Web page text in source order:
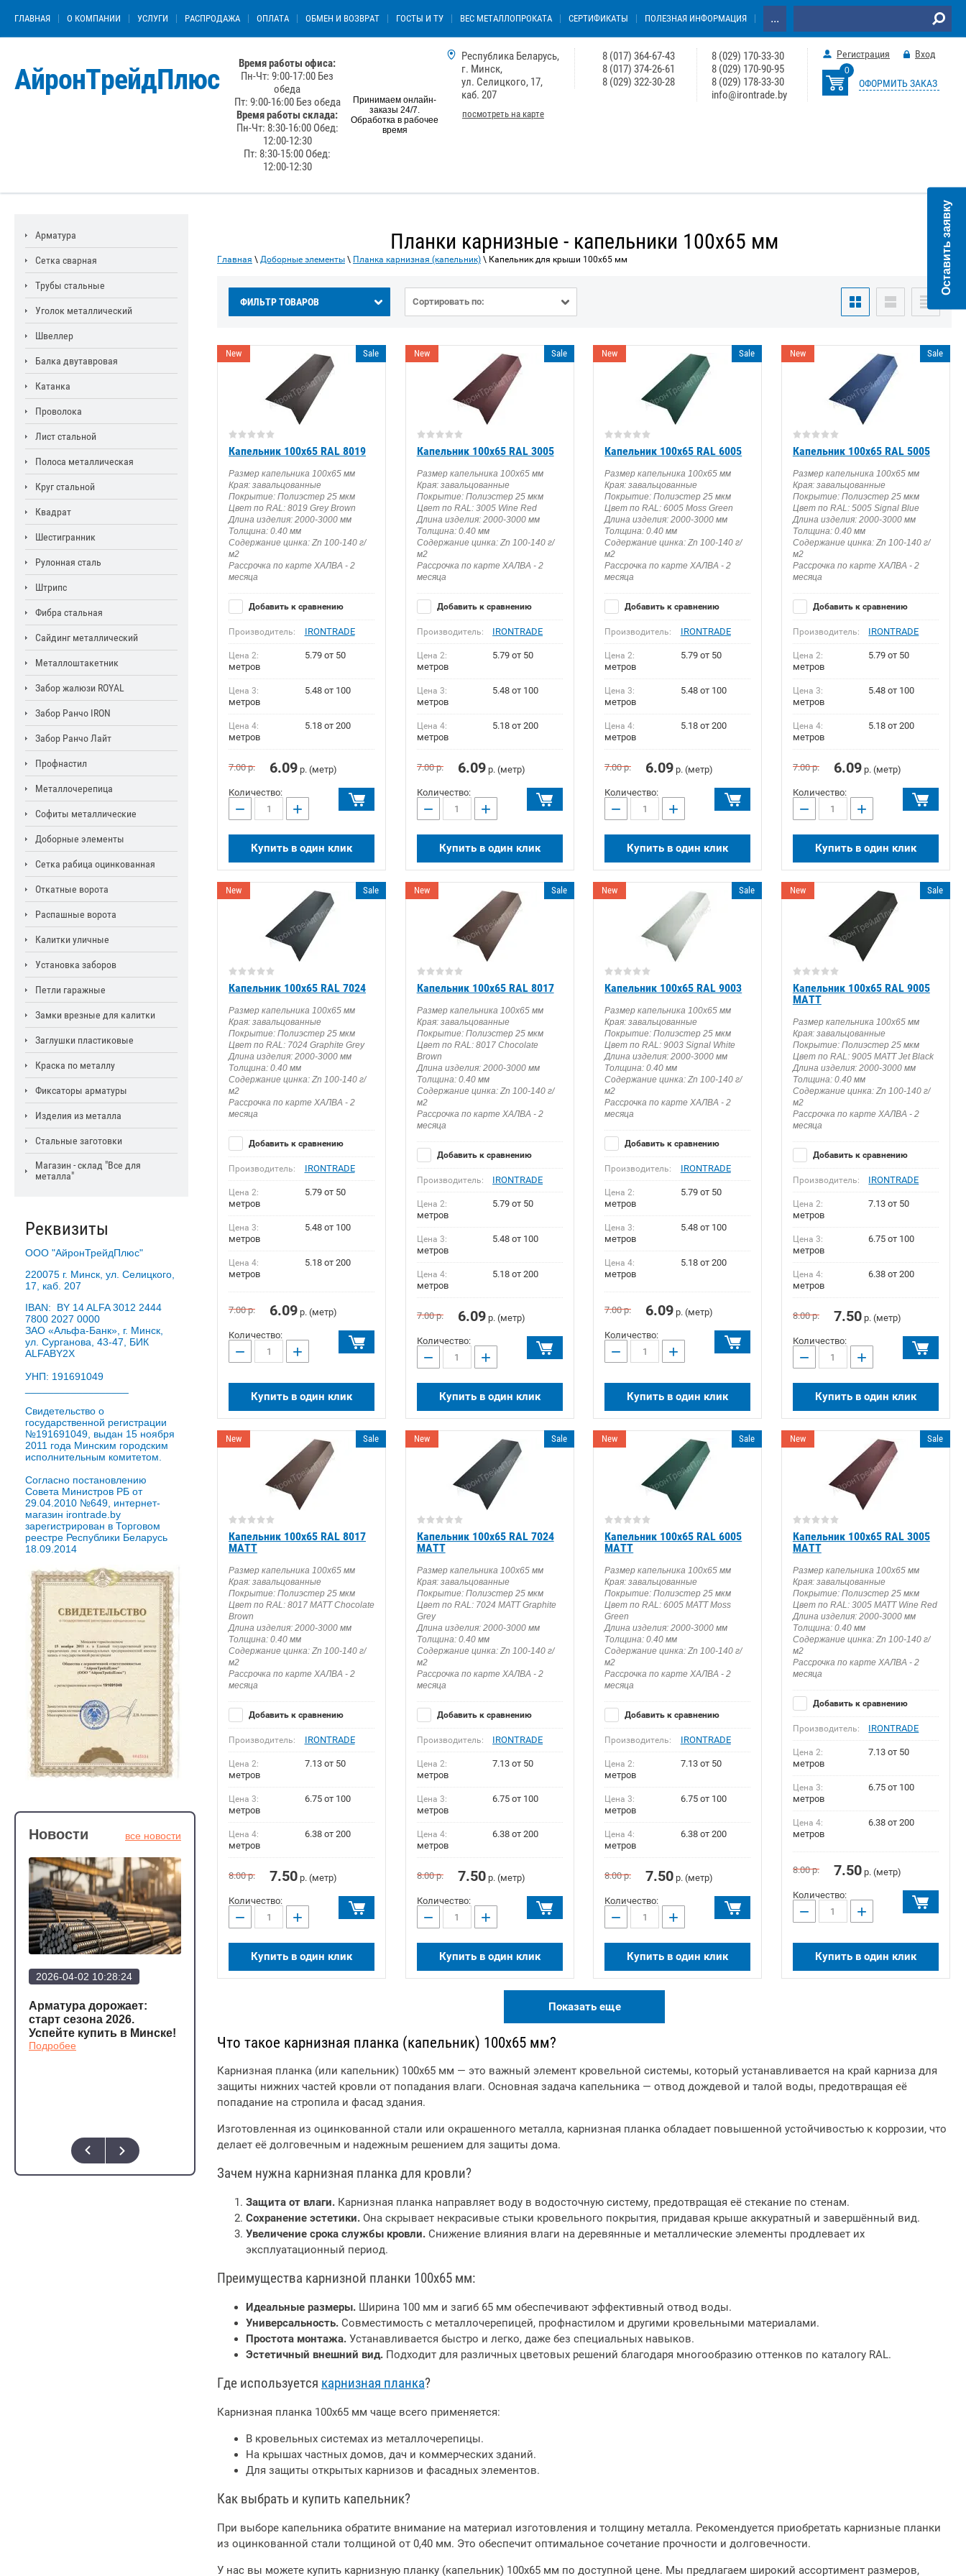
ГЛАВНАЯ О КОМПАНИИ УСЛУГИ РАСПРОДАЖА ОПЛАТА ОБМЕН И ВОЗВРАТ ГОСТЫ И ТУ ВЕС МЕТАЛЛОПРОКАТА СЕРТИФИКАТЫ ПОЛЕЗНАЯ ИНФОРМАЦИЯ ...
АйронТрейдПлюс
Время работы офиса:
Пн-Чт: 9:00-17:00 Без
обеда
Пт: 9:00-16:00 Без обеда
Время работы склада:
Пн-Чт: 8:30-16:00 Обед:
12:00-12:30
Пт: 8:30-15:00 Обед:
12:00-12:30
Принимаем онлайн-
заказы 24/7.
Обработка в рабочее
время
Республика Беларусь,
г. Минск,
ул. Селицкого, 17,
каб. 207
посмотреть на карте
8 (017) 364-67-43
8 (017) 374-26-61
8 (029) 322-30-28
8 (029) 170-33-30
8 (029) 170-90-95
8 (029) 178-33-30
info@irontrade.by
Регистрация Вход
0
ОФОРМИТЬ ЗАКАЗ
Арматура
Сетка сварная
Трубы стальные
Уголок металлический
Швеллер
Балка двутавровая
Катанка
Проволока
Лист стальной
Полоса металлическая
Круг стальной
Квадрат
Шестигранник
Рулонная сталь
Штрипс
Фибра стальная
Сайдинг металлический
Металлоштакетник
Забор жалюзи ROYAL
Забор Ранчо IRON
Забор Ранчо Лайт
Профнастил
Металлочерепица
Софиты металлические
Доборные элементы
Сетка рабица оцинкованная
Откатные ворота
Распашные ворота
Калитки уличные
Установка заборов
Петли гаражные
Замки врезные для калитки
Заглушки пластиковые
Краска по металлу
Фиксаторы арматуры
Изделия из металла
Стальные заготовки
Магазин - склад "Все для
металла"
Реквизиты
ООО "АйронТрейдПлюс"
220075 г. Минск, ул. Селицкого,
17, каб. 207
IBAN: BY 14 ALFA 3012 2444
7800 2027 0000
ЗАО «Альфа-Банк», г. Минск,
ул. Сурганова, 43-47, БИК
ALFABY2X
УНП: 191691049
Свидетельство о
государственной регистрации
№191691049, выдан 15 ноября
2011 года Минским городским
исполнительным комитетом.
Согласно постановлению
Совета Министров РБ от
29.04.2010 №649, интернет-
магазин irontrade.by
зарегистрирован в Торговом
реестре Республики Беларусь
18.09.2014
Новости все новости
2026-04-02 10:28:24
Арматура дорожает:
старт сезона 2026.
Успейте купить в Минске!
Подробее
2026-03-20 12:23:57 2026-02-19 12:06:21
перед строительным
сезоном 2026
2026-01-14 11:56:27
Металлический штакетник
Подробее
2026-07-17 10:35:26
металлочерепицу,
доборные элементы
Планки карнизные - капельники 100х65 мм
Главная \ Доборные элементы \ Планка карнизная (капельник) \ Капельник для крыши 100х65 мм
ФИЛЬТР ТОВАРОВ Сортировать по:
New Sale
Капельник 100х65 RAL 8019
Размер капельника 100х65 мм
Края: завальцованные
Покрытие: Полиэстер 25 мкм
Цвет по RAL: 8019 Grey Brown
Длина изделия: 2000-3000 мм
Толщина: 0.40 мм
Содержание цинка: Zn 100-140 г/
м2
Рассрочка по карте ХАЛВА - 2
месяца
Добавить к сравнению
Производитель: IRONTRADE
Цена 2:
5.79 от 50
метров
Цена 3:
5.48 от 100
метров
Цена 4:
5.18 от 200
метров
7.00р. 6.09 р. (метр)
Количество:
− +
Купить в один клик
New Sale
Капельник 100х65 RAL 3005
Размер капельника 100х65 мм
Края: завальцованные
Покрытие: Полиэстер 25 мкм
Цвет по RAL: 3005 Wine Red
Длина изделия: 2000-3000 мм
Толщина: 0.40 мм
Содержание цинка: Zn 100-140 г/
м2
Рассрочка по карте ХАЛВА - 2
месяца
Добавить к сравнению
Производитель: IRONTRADE
Цена 2:
5.79 от 50
метров
Цена 3:
5.48 от 100
метров
Цена 4:
5.18 от 200
метров
7.00р. 6.09р. (метр)
Количество:
− +
Купить в один клик
New Sale
Капельник 100х65 RAL 6005
Размер капельника 100х65 мм
Края: завальцованные
Покрытие: Полиэстер 25 мкм
Цвет по RAL: 6005 Moss Green
Длина изделия: 2000-3000 мм
Толщина: 0.40 мм
Содержание цинка: Zn 100-140 г/
м2
Рассрочка по карте ХАЛВА - 2
месяца
Добавить к сравнению
Производитель: IRONTRADE
Цена 2:
5.79 от 50
метров
Цена 3:
5.48 от 100
метров
Цена 4:
5.18 от 200
метров
7.00р. 6.09 р. (метр)
Количество:
− +
Купить в один клик
New Sale
Капельник 100х65 RAL 5005
Размер капельника 100х65 мм
Края: завальцованные
Покрытие: Полиэстер 25 мкм
Цвет по RAL: 5005 Signal Blue
Длина изделия: 2000-3000 мм
Толщина: 0.40 мм
Содержание цинка: Zn 100-140 г/
м2
Рассрочка по карте ХАЛВА - 2
месяца
Добавить к сравнению
Производитель: IRONTRADE
Цена 2:
5.79 от 50
метров
Цена 3:
5.48 от 100
метров
Цена 4:
5.18 от 200
метров
7.00р. 6.09р. (метр)
Количество:
− +
Купить в один клик
New Sale
Капельник 100х65 RAL 7024
Размер капельника 100х65 мм
Края: завальцованные
Покрытие: Полиэстер 25 мкм
Цвет по RAL: 7024 Graphite Grey
Длина изделия: 2000-3000 мм
Толщина: 0.40 мм
Содержание цинка: Zn 100-140 г/
м2
Рассрочка по карте ХАЛВА - 2
месяца
Добавить к сравнению
Производитель: IRONTRADE
Цена 2:
5.79 от 50
метров
Цена 3:
5.48 от 100
метров
Цена 4:
5.18 от 200
метров
7.00р. 6.09 р. (метр)
Количество:
− +
Купить в один клик
New Sale
Капельник 100х65 RAL 8017
Размер капельника 100х65 мм
Края: завальцованные
Покрытие: Полиэстер 25 мкм
Цвет по RAL: 8017 Chocolate
Brown
Длина изделия: 2000-3000 мм
Толщина: 0.40 мм
Содержание цинка: Zn 100-140 г/
м2
Рассрочка по карте ХАЛВА - 2
месяца
Добавить к сравнению
Производитель: IRONTRADE
Цена 2:
5.79 от 50
метров
Цена 3:
5.48 от 100
метров
Цена 4:
5.18 от 200
метров
7.00р. 6.09р. (метр)
Количество:
− +
Купить в один клик
New Sale
Капельник 100х65 RAL 9003
Размер капельника 100х65 мм
Края: завальцованные
Покрытие: Полиэстер 25 мкм
Цвет по RAL: 9003 Signal White
Длина изделия: 2000-3000 мм
Толщина: 0.40 мм
Содержание цинка: Zn 100-140 г/
м2
Рассрочка по карте ХАЛВА - 2
месяца
Добавить к сравнению
Производитель: IRONTRADE
Цена 2:
5.79 от 50
метров
Цена 3:
5.48 от 100
метров
Цена 4:
5.18 от 200
метров
7.00р. 6.09 р. (метр)
Количество:
− +
Купить в один клик
New Sale
Капельник 100х65 RAL 9005
МАТТ
Размер капельника 100х65 мм
Края: завальцованные
Покрытие: Полиэстер 25 мкм
Цвет по RAL: 9005 МАТТ Jet Black
Длина изделия: 2000-3000 мм
Толщина: 0.40 мм
Содержание цинка: Zn 100-140 г/
м2
Рассрочка по карте ХАЛВА - 2
месяца
Добавить к сравнению
Производитель: IRONTRADE
Цена 2:
7.13 от 50
метров
Цена 3:
6.75 от 100
метров
Цена 4:
6.38 от 200
метров
8.00р. 7.50р. (метр)
Количество:
− +
Купить в один клик
New Sale
Капельник 100х65 RAL 8017
MATT
Размер капельника 100х65 мм
Края: завальцованные
Покрытие: Полиэстер 25 мкм
Цвет по RAL: 8017 MATT Chocolate
Brown
Длина изделия: 2000-3000 мм
Толщина: 0.40 мм
Содержание цинка: Zn 100-140 г/
м2
Рассрочка по карте ХАЛВА - 2
месяца
Добавить к сравнению
Производитель: IRONTRADE
Цена 2:
7.13 от 50
метров
Цена 3:
6.75 от 100
метров
Цена 4:
6.38 от 200
метров
8.00р. 7.50 р. (метр)
Количество:
− +
Купить в один клик
New Sale
Капельник 100х65 RAL 7024
MATT
Размер капельника 100х65 мм
Края: завальцованные
Покрытие: Полиэстер 25 мкм
Цвет по RAL: 7024 MATT Graphite
Grey
Длина изделия: 2000-3000 мм
Толщина: 0.40 мм
Содержание цинка: Zn 100-140 г/
м2
Рассрочка по карте ХАЛВА - 2
месяца
Добавить к сравнению
Производитель: IRONTRADE
Цена 2:
7.13 от 50
метров
Цена 3:
6.75 от 100
метров
Цена 4:
6.38 от 200
метров
8.00р. 7.50р. (метр)
Количество:
− +
Купить в один клик
New Sale
Капельник 100х65 RAL 6005
МАТТ
Размер капельника 100х65 мм
Края: завальцованные
Покрытие: Полиэстер 25 мкм
Цвет по RAL: 6005 MATT Moss
Green
Длина изделия: 2000-3000 мм
Толщина: 0.40 мм
Содержание цинка: Zn 100-140 г/
м2
Рассрочка по карте ХАЛВА - 2
месяца
Добавить к сравнению
Производитель: IRONTRADE
Цена 2:
7.13 от 50
метров
Цена 3:
6.75 от 100
метров
Цена 4:
6.38 от 200
метров
8.00р. 7.50 р. (метр)
Количество:
− +
Купить в один клик
New Sale
Капельник 100х65 RAL 3005
MATT
Размер капельника 100х65 мм
Края: завальцованные
Покрытие: Полиэстер 25 мкм
Цвет по RAL: 3005 МАТТ Wine Red
Длина изделия: 2000-3000 мм
Толщина: 0.40 мм
Содержание цинка: Zn 100-140 г/
м2
Рассрочка по карте ХАЛВА - 2
месяца
Добавить к сравнению
Производитель: IRONTRADE
Цена 2:
7.13 от 50
метров
Цена 3:
6.75 от 100
метров
Цена 4:
6.38 от 200
метров
8.00р. 7.50р. (метр)
Количество:
− +
Купить в один клик
Показать еще
Что такое карнизная планка (капельник) 100х65 мм?
Карнизная планка (или капельник) 100х65 мм — это важный элемент кровельной системы, который устанавливается на край карниза для
защиты нижних частей кровли от попадания влаги. Основная задача капельника — отвод дождевой и талой воды, предотвращая её
попадание на стропила и фасад здания.
Изготовленная из оцинкованной стали или окрашенного металла, карнизная планка обладает повышенной устойчивостью к коррозии, что
делает её долговечным и надежным решением для защиты дома.
Зачем нужна карнизная планка для кровли?
Защита от влаги. Карнизная планка направляет воду в водосточную систему, предотвращая её стекание по стенам.
Сохранение эстетики. Она скрывает некрасивые стыки кровельного покрытия, придавая крыше аккуратный и завершённый вид.
Увеличение срока службы кровли. Снижение влияния влаги на деревянные и металлические элементы продлевает их
эксплуатационный период.
Преимущества карнизной планки 100х65 мм:
Идеальные размеры. Ширина 100 мм и загиб 65 мм обеспечивают эффективный отвод воды.
Универсальность. Совместимость с металлочерепицей, профнастилом и другими кровельными материалами.
Простота монтажа. Устанавливается быстро и легко, даже без специальных навыков.
Эстетичный внешний вид. Подходит для различных цветовых решений благодаря многообразию оттенков по каталогу RAL.
Где используется карнизная планка?
Карнизная планка 100х65 мм чаще всего применяется:
В кровельных системах из металлочерепицы.
На крышах частных домов, дач и коммерческих зданий.
Для защиты открытых карнизов и фасадных элементов.
Как выбрать и купить капельник?
При выборе капельника обратите внимание на материал изготовления и толщину металла. Рекомендуется приобретать карнизные планки
из оцинкованной стали толщиной от 0,40 мм. Это обеспечит оптимальное сочетание прочности и долговечности.
У нас вы можете купить карнизную планку (капельник) 100х65 мм по доступной цене. Мы предлагаем широкий ассортимент размеров,
Оставить заявку